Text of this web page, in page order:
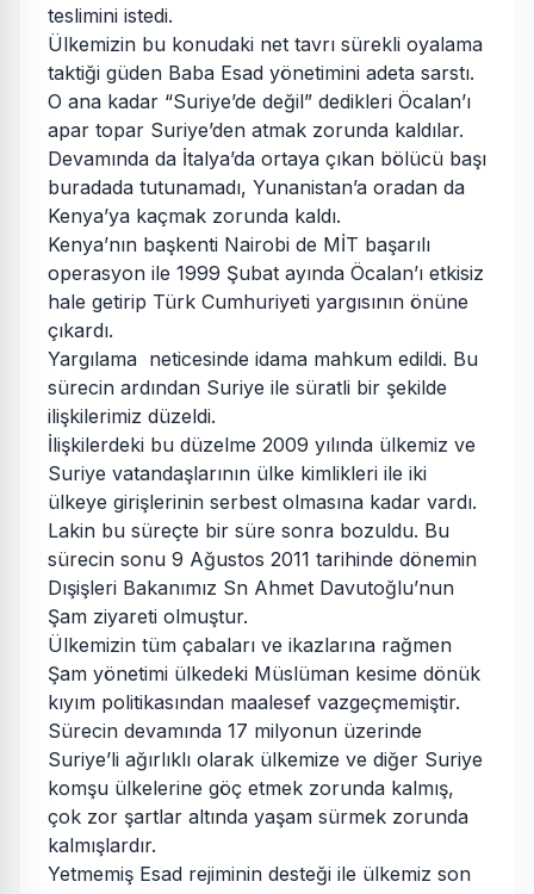
teslimini istedi.
Ülkemizin bu konudaki net tavrı sürekli oyalama
taktiği güden Baba Esad yönetimini adeta sarstı.
O ana kadar “Suriye’de değil” dedikleri Öcalan’ı
apar topar Suriye’den atmak zorunda kaldılar.
Devamında da İtalya’da ortaya çıkan bölücü başı
buradada tutunamadı, Yunanistan’a oradan da
Kenya’ya kaçmak zorunda kaldı.
Kenya’nın başkenti Nairobi de MİT başarılı
operasyon ile 1999 Şubat ayında Öcalan’ı etkisiz
hale getirip Türk Cumhuriyeti yargısının önüne
çıkardı.
Yargılama neticesinde idama mahkum edildi. Bu
sürecin ardından Suriye ile süratli bir şekilde
ilişkilerimiz düzeldi.
İlişkilerdeki bu düzelme 2009 yılında ülkemiz ve
Suriye vatandaşlarının ülke kimlikleri ile iki
ülkeye girişlerinin serbest olmasına kadar vardı.
Lakin bu süreçte bir süre sonra bozuldu. Bu
sürecin sonu 9 Ağustos 2011 tarihinde dönemin
Dışişleri Bakanımız Sn Ahmet Davutoğlu’nun
Şam ziyareti olmuştur.
Ülkemizin tüm çabaları ve ikazlarına rağmen
Şam yönetimi ülkedeki Müslüman kesime dönük
kıyım politikasından maalesef vazgeçmemiştir.
Sürecin devamında 17 milyonun üzerinde
Suriye’li ağırlıklı olarak ülkemize ve diğer Suriye
komşu ülkelerine göç etmek zorunda kalmış,
çok zor şartlar altında yaşam sürmek zorunda
kalmışlardır.
Yetmemiş Esad rejiminin desteği ile ülkemiz son